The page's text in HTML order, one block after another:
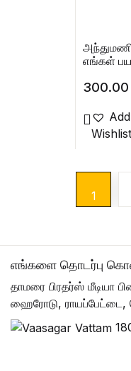
எங்கள்
300.00
Wishlist
1
எங்களை தொடர்பு
தாமரை பிரதர்ஸ் மீடியா
ஹைரோடு,